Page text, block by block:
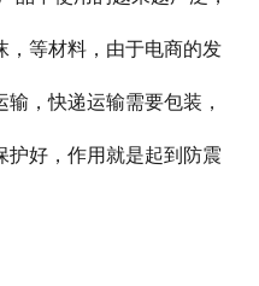
，等材料，由于电商的发
，快递运输需要包装，
护好，作用就是起到防震